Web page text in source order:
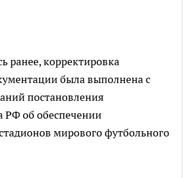
ранее, корректировка
была выполнена с
постановления
РФ об обеспечении
мирового футбольного